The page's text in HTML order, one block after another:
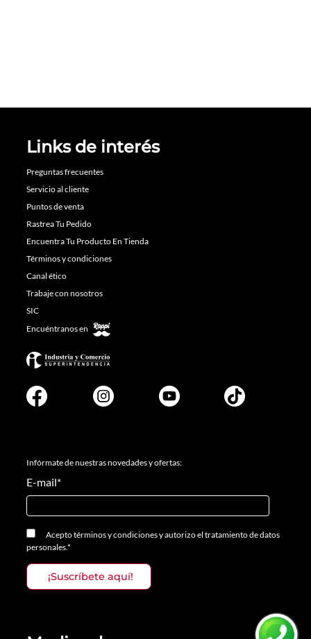
Links de interés
Preguntas frecuentes
Servicio al cliente
Puntos de venta
Rastrea Tu Pedido
Encuentra Tu Producto En Tienda
Términos y condiciones
Canal ético
Trabaje con nosotros
SIC
Encuéntranos en
Infórmate de nuestras novedades y ofertas:
E-mail*
Aceptotérminos y condicionesyautorizo el tratamiento de datos
personales.*